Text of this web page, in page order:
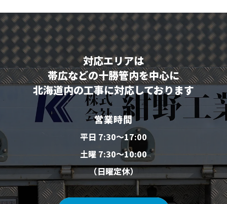
対応エリアは
帯広などの十勝管内を中心に
北海道内の工事に対応しております
営業時間
平日 7:30～17:00
土曜 7:30～10:00
（日曜定休）